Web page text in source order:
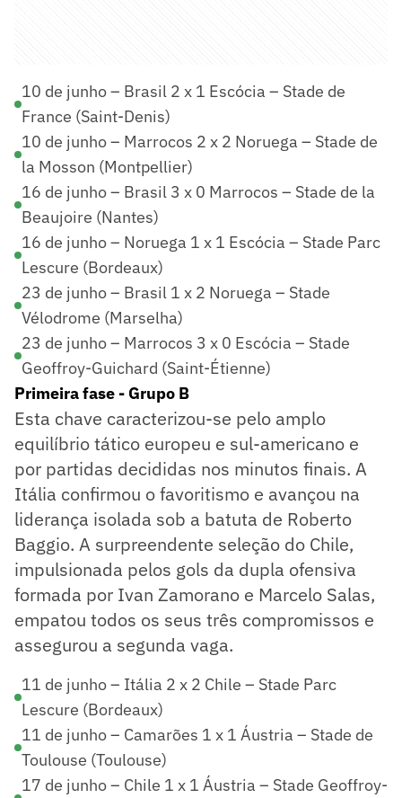
10 de junho – Brasil 2 x 1 Escócia – Stade de
France (Saint-Denis)
10 de junho – Marrocos 2 x 2 Noruega – Stade de
la Mosson (Montpellier)
16 de junho – Brasil 3 x 0 Marrocos – Stade de la
Beaujoire (Nantes)
16 de junho – Noruega 1 x 1 Escócia – Stade Parc
Lescure (Bordeaux)
23 de junho – Brasil 1 x 2 Noruega – Stade
Vélodrome (Marselha)
23 de junho – Marrocos 3 x 0 Escócia – Stade
Geoffroy-Guichard (Saint-Étienne)
Primeira fase - Grupo B
Esta chave caracterizou-se pelo amplo
equilíbrio tático europeu e sul-americano e
por partidas decididas nos minutos finais. A
Itália confirmou o favoritismo e avançou na
liderança isolada sob a batuta de Roberto
Baggio. A surpreendente seleção do Chile,
impulsionada pelos gols da dupla ofensiva
formada por Ivan Zamorano e Marcelo Salas,
empatou todos os seus três compromissos e
assegurou a segunda vaga.
11 de junho – Itália 2 x 2 Chile – Stade Parc
Lescure (Bordeaux)
11 de junho – Camarões 1 x 1 Áustria – Stade de
Toulouse (Toulouse)
17 de junho – Chile 1 x 1 Áustria – Stade Geoffroy-